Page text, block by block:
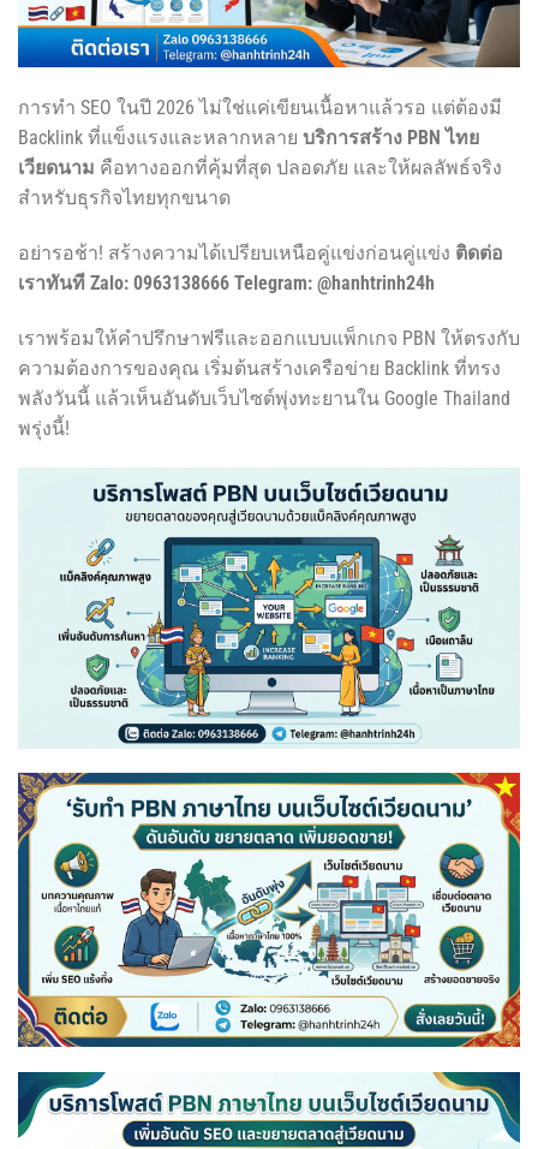
การทำ SEO ในปี 2026 ไม่ใช่แค่เขียนเนื้อหาแล้วรอ แต่ต้องมี
Backlink ที่แข็งแรงและหลากหลาย บริการสร้าง PBN ไทย
เวียดนาม คือทางออกที่คุ้มที่สุด ปลอดภัย และให้ผลลัพธ์จริง
สำหรับธุรกิจไทยทุกขนาด
อย่ารอช้า! สร้างความได้เปรียบเหนือคู่แข่งก่อนคู่แข่ง ติดต่อ
เราทันที Zalo: 0963138666 Telegram: @hanhtrinh24h
เราพร้อมให้คำปรึกษาฟรีและออกแบบแพ็กเกจ PBN ให้ตรงกับ
ความต้องการของคุณ เริ่มต้นสร้างเครือข่าย Backlink ที่ทรง
พลังวันนี้ แล้วเห็นอันดับเว็บไซต์พุ่งทะยานใน Google Thailand
พรุ่งนี้!